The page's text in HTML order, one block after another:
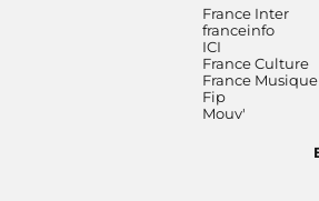
France Inter
franceinfo
ICI
France Culture
France Musique
Fip
Mouv'